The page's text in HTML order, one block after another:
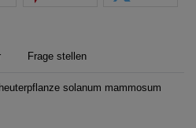
Frage stellen
solanum mammosum